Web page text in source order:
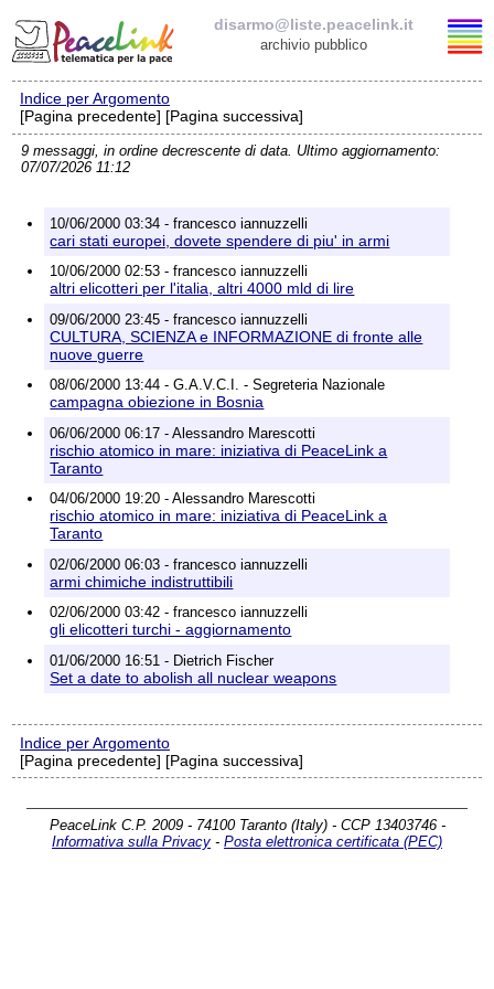
disarmo@liste.peacelink.it
archivio pubblico
Elenco delle liste
disarmo@liste.peacelink.it
Richieste di rimozione
Indice per Argomento
[Pagina precedente] [Pagina successiva]
9 messaggi, in ordine decrescente di data. Ultimo aggiornamento:
07/07/2026 11:12
10/06/2000 03:34 - francesco iannuzzelli
cari stati europei, dovete spendere di piu' in armi
10/06/2000 02:53 - francesco iannuzzelli
altri elicotteri per l'italia, altri 4000 mld di lire
09/06/2000 23:45 - francesco iannuzzelli
CULTURA, SCIENZA e INFORMAZIONE di fronte alle
nuove guerre
08/06/2000 13:44 - G.A.V.C.I. - Segreteria Nazionale
campagna obiezione in Bosnia
06/06/2000 06:17 - Alessandro Marescotti
rischio atomico in mare: iniziativa di PeaceLink a
Taranto
04/06/2000 19:20 - Alessandro Marescotti
rischio atomico in mare: iniziativa di PeaceLink a
Taranto
02/06/2000 06:03 - francesco iannuzzelli
armi chimiche indistruttibili
02/06/2000 03:42 - francesco iannuzzelli
gli elicotteri turchi - aggiornamento
01/06/2000 16:51 - Dietrich Fischer
Set a date to abolish all nuclear weapons
Indice per Argomento
[Pagina precedente] [Pagina successiva]
PeaceLink C.P. 2009 - 74100 Taranto (Italy) - CCP 13403746 -
Informativa sulla Privacy - Posta elettronica certificata (PEC)